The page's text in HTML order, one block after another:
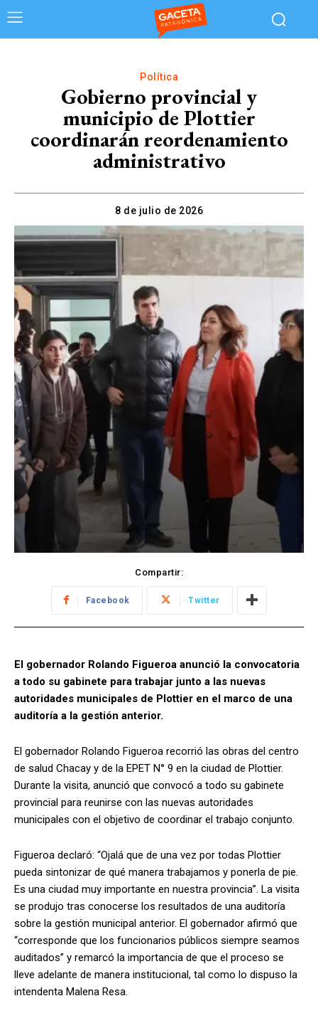
Política
Gobierno provincial y
municipio de Plottier
coordinarán reordenamiento
administrativo
8 de julio de 2026
Compartir:
Facebook Twitter
El gobernador Rolando Figueroa anunció la convocatoria
a todo su gabinete para trabajar junto a las nuevas
autoridades municipales de Plottier en el marco de una
auditoría a la gestión anterior.
El gobernador Rolando Figueroa recorrió las obras del centro
de salud Chacay y de la EPET N° 9 en la ciudad de Plottier.
Durante la visita, anunció que convocó a todo su gabinete
provincial para reunirse con las nuevas autoridades
municipales con el objetivo de coordinar el trabajo conjunto.
Figueroa declaró: “Ojalá que de una vez por todas Plottier
pueda sintonizar de qué manera trabajamos y ponerla de pie.
Es una ciudad muy importante en nuestra provincia”. La visita
se produjo tras conocerse los resultados de una auditoría
sobre la gestión municipal anterior. El gobernador afirmó que
“corresponde que los funcionarios públicos siempre seamos
auditados” y remarcó la importancia de que el proceso se
lleve adelante de manera institucional, tal como lo dispuso la
intendenta Malena Resa.